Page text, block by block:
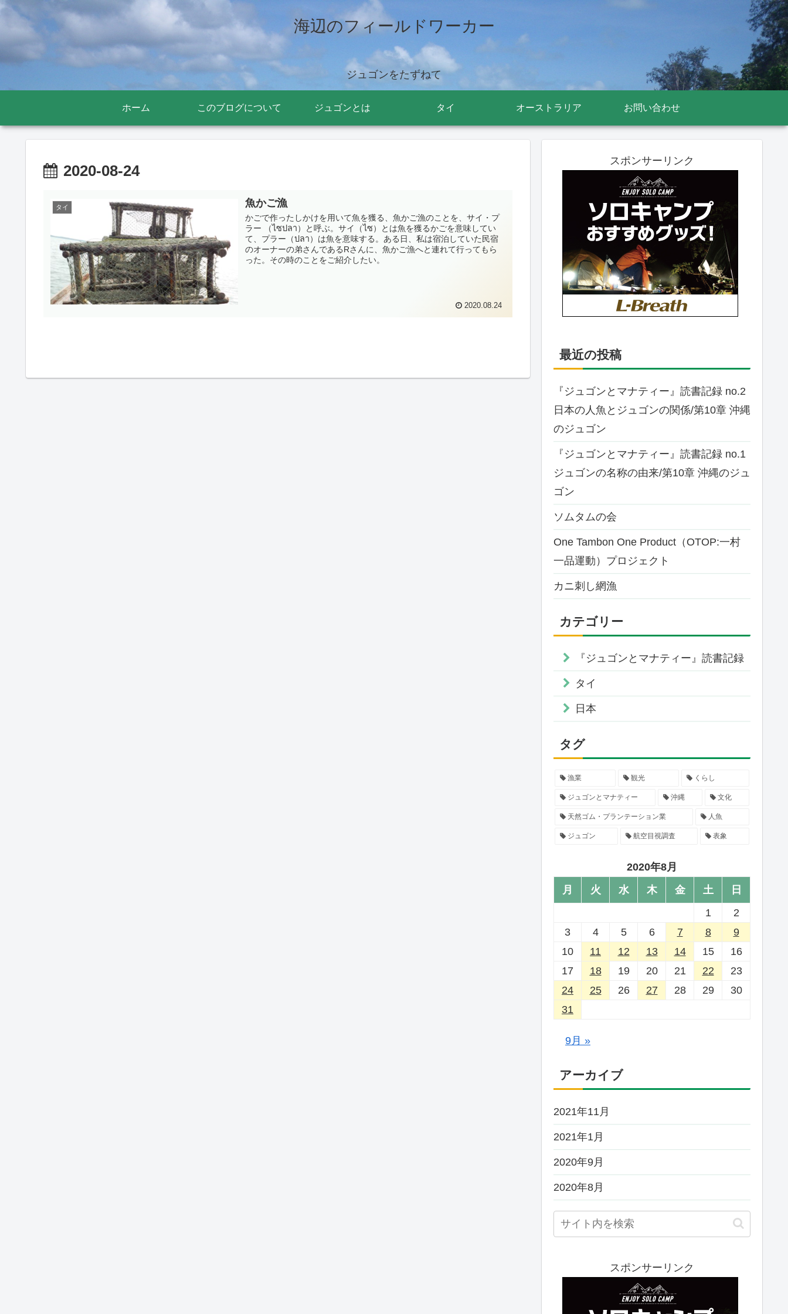
海辺のフィールドワーカー
ジュゴンをたずねて
ホーム このブログについて ジュゴンとは タイ オーストラリア お問い合わせ
2020-08-24
タイ 魚かご漁
かごで作ったしかけを用いて魚を獲る、魚かご漁のことを、サイ・プ
ラー （ไซปลา）と呼ぶ。サイ（ไซ）とは魚を獲るかごを意味してい
て、プラー（ปลา）は魚を意味する。ある日、私は宿泊していた民宿
のオーナーの弟さんであるRさんに、魚かご漁へと連れて行ってもら
った。その時のことをご紹介したい。
2020.08.24
スポンサーリンク
最近の投稿
『ジュゴンとマナティー』読書記録 no.2
日本の人魚とジュゴンの関係/第10章 沖縄
のジュゴン
『ジュゴンとマナティー』読書記録 no.1
ジュゴンの名称の由来/第10章 沖縄のジュ
ゴン
ソムタムの会
One Tambon One Product（OTOP:一村
一品運動）プロジェクト
カニ刺し網漁
カテゴリー
『ジュゴンとマナティー』読書記録
タイ
日本
タグ
漁業 観光 くらし
ジュゴンとマナティー 沖縄 文化
天然ゴム・プランテーション業 人魚
ジュゴン 航空目視調査 表象
2020年8月
月
火 水 木 金 土
日
1
2
3
4 5 6 7 8
9
10
11 12 13 14 15
16
17
18 19 20 21 22
23
24
25 26 27 28 29
30
31
9月 »
アーカイブ
2021年11月
2021年1月
2020年9月
2020年8月
スポンサーリンク